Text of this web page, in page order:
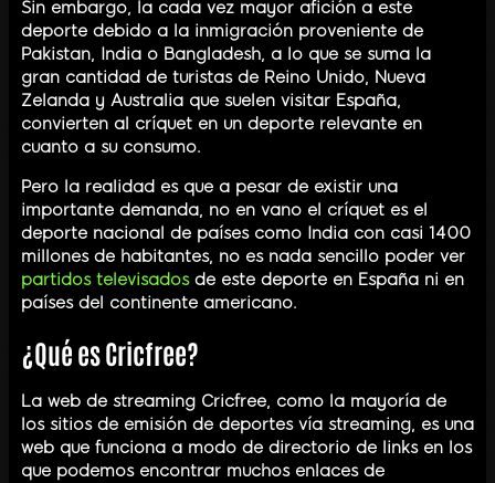
Sin embargo, la cada vez mayor afición a este
deporte debido a la inmigración proveniente de
Pakistan, India o Bangladesh, a lo que se suma la
gran cantidad de turistas de Reino Unido, Nueva
Zelanda y Australia que suelen visitar España,
convierten al críquet en un deporte relevante en
cuanto a su consumo.
Pero la realidad es que a pesar de existir una
importante demanda, no en vano el críquet es el
deporte nacional de países como India con casi 1400
millones de habitantes, no es nada sencillo poder ver
partidos televisadosde este deporte en España ni en
países del continente americano.
¿Qué es Cricfree?
La web de streaming Cricfree, como la mayoría de
los sitios de emisión de deportes vía streaming, es una
web que funciona a modo de directorio de links en los
que podemos encontrar muchos enlaces de